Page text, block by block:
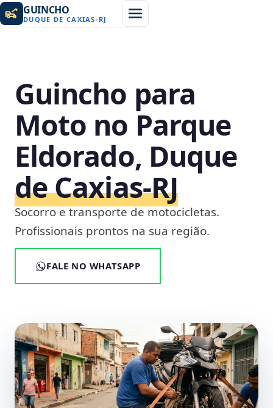
GUINCHO
DUQUE DE CAXIAS-RJ
Guincho para
Moto no Parque
Eldorado, Duque
de Caxias‑RJ
Socorro e transporte de motocicletas.
Profissionais prontos na sua região.
FALE NO WHATSAPP